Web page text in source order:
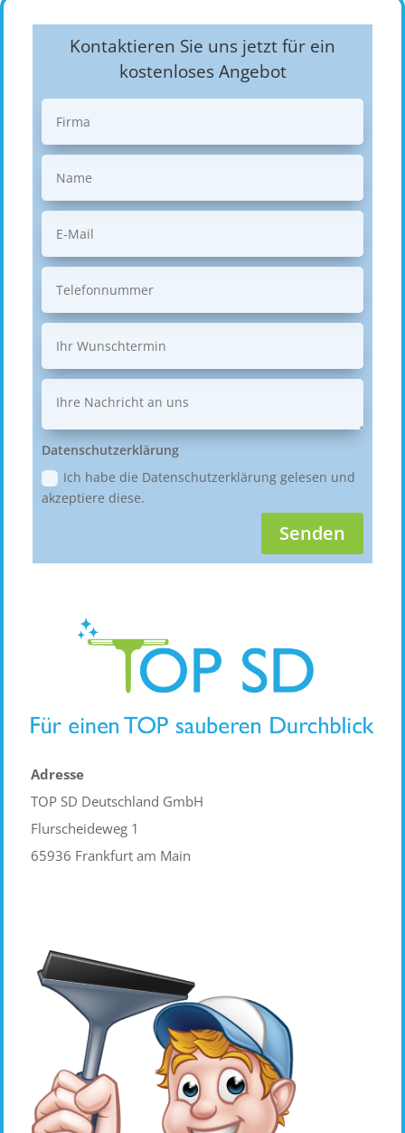
Kontaktieren Sie uns jetzt für ein
kostenloses Angebot
Datenschutzerklärung
Ich habe die Datenschutzerklärung gelesen und
akzeptiere diese.
Senden
Adresse
TOP SD Deutschland GmbH
Flurscheideweg 1
65936 Frankfurt am Main